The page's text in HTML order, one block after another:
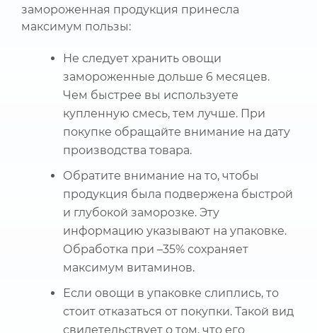
замороженная продукция принесла
максимум пользы:
Не следует хранить овощи
замороженные дольше 6 месяцев.
Чем быстрее вы используете
купленную смесь, тем лучше. При
покупке обращайте внимание на дату
производства товара.
Обратите внимание на то, чтобы
продукция была подвержена быстрой
и глубокой заморозке. Эту
информацию указывают на упаковке.
Обработка при –35% сохраняет
максимум витаминов.
Если овощи в упаковке слиплись, то
стоит отказаться от покупки. Такой вид
свидетельствует о том, что его